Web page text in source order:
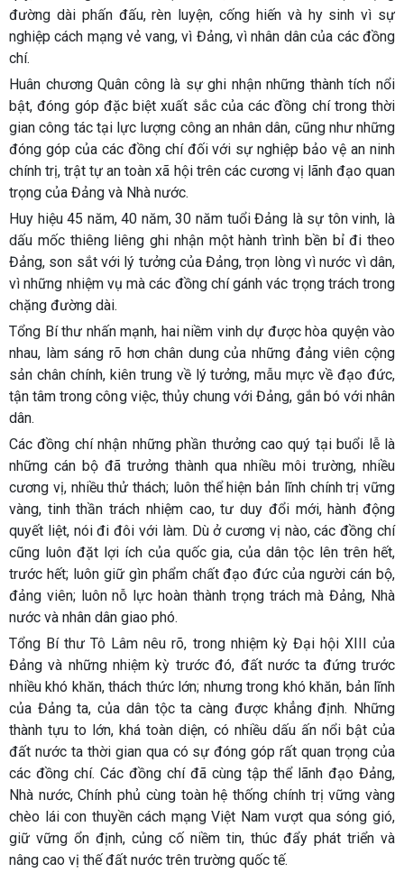
đường dài phấn đấu, rèn luyện, cống hiến và hy sinh vì sự
nghiệp cách mạng vẻ vang, vì Đảng, vì nhân dân của các đồng
chí.
Huân chương Quân công là sự ghi nhận những thành tích nổi
bật, đóng góp đặc biệt xuất sắc của các đồng chí trong thời
gian công tác tại lực lượng công an nhân dân, cũng như những
đóng góp của các đồng chí đối với sự nghiệp bảo vệ an ninh
chính trị, trật tự an toàn xã hội trên các cương vị lãnh đạo quan
trọng của Đảng và Nhà nước.
Huy hiệu 45 năm, 40 năm, 30 năm tuổi Đảng là sự tôn vinh, là
dấu mốc thiêng liêng ghi nhận một hành trình bền bỉ đi theo
Đảng, son sắt với lý tưởng của Đảng, trọn lòng vì nước vì dân,
vì những nhiệm vụ mà các đồng chí gánh vác trọng trách trong
chặng đường dài.
Tổng Bí thư nhấn mạnh, hai niềm vinh dự được hòa quyện vào
nhau, làm sáng rõ hơn chân dung của những đảng viên cộng
sản chân chính, kiên trung về lý tưởng, mẫu mực về đạo đức,
tận tâm trong công việc, thủy chung với Đảng, gắn bó với nhân
dân.
Các đồng chí nhận những phần thưởng cao quý tại buổi lễ là
những cán bộ đã trưởng thành qua nhiều môi trường, nhiều
cương vị, nhiều thử thách; luôn thể hiện bản lĩnh chính trị vững
vàng, tinh thần trách nhiệm cao, tư duy đổi mới, hành động
quyết liệt, nói đi đôi với làm. Dù ở cương vị nào, các đồng chí
cũng luôn đặt lợi ích của quốc gia, của dân tộc lên trên hết,
trước hết; luôn giữ gìn phẩm chất đạo đức của người cán bộ,
đảng viên; luôn nỗ lực hoàn thành trọng trách mà Đảng, Nhà
nước và nhân dân giao phó.
Tổng Bí thư Tô Lâm nêu rõ, trong nhiệm kỳ Đại hội XIII của
Đảng và những nhiệm kỳ trước đó, đất nước ta đứng trước
nhiều khó khăn, thách thức lớn; nhưng trong khó khăn, bản lĩnh
của Đảng ta, của dân tộc ta càng được khẳng định. Những
thành tựu to lớn, khá toàn diện, có nhiều dấu ấn nổi bật của
đất nước ta thời gian qua có sự đóng góp rất quan trọng của
các đồng chí. Các đồng chí đã cùng tập thể lãnh đạo Đảng,
Nhà nước, Chính phủ cùng toàn hệ thống chính trị vững vàng
chèo lái con thuyền cách mạng Việt Nam vượt qua sóng gió,
giữ vững ổn định, củng cố niềm tin, thúc đẩy phát triển và
nâng cao vị thế đất nước trên trường quốc tế.